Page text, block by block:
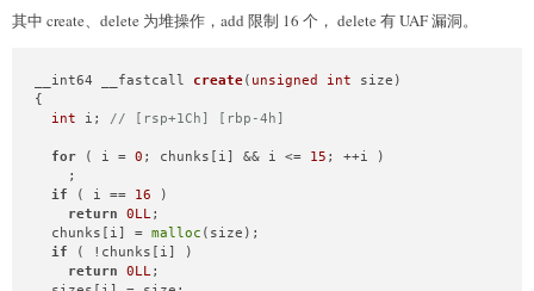
      load(a2, (
unsigned int)a3, a4);
      put(a2, (
unsigned int)a3, a4);
default
  }
其中 create、delete 为堆操作，add 限制 16 个， delete 有 UAF 漏洞。
__int64 __fastcall create( unsigned int size)
{
int i; // [rsp+1Ch] [rbp-4h]
for ( i = 0 ; chunks[i] && i <= 15 ; ++i )
    ;
if ( i == 16 )
return
0LL ;
  chunks[i] =
malloc (size);
if ( !chunks[i] )
return
0LL ;